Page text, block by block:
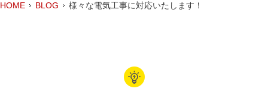
HOME BLOG 様々な電気工事に対応いたします！